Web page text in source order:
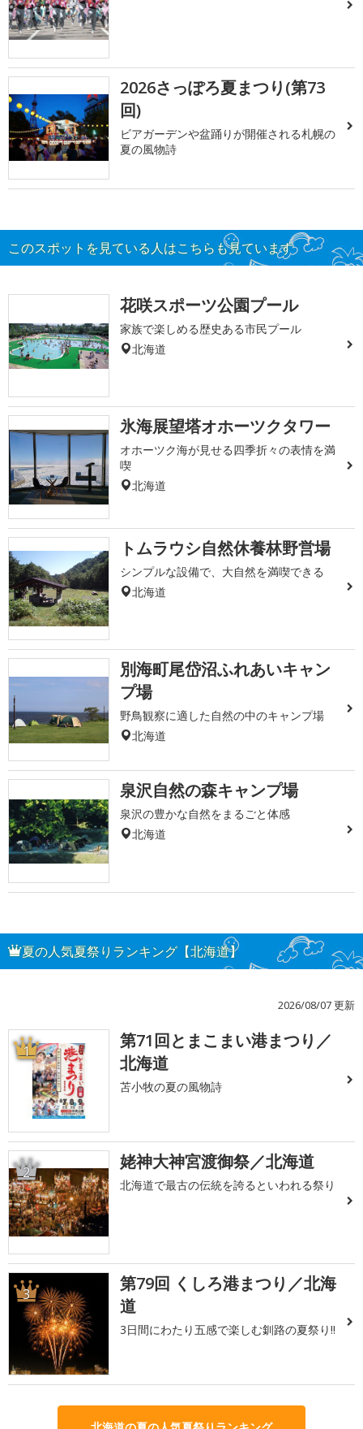
2026さっぽろ夏まつり(第73
回)
ビアガーデンや盆踊りが開催される札幌の
夏の風物詩
このスポットを見ている人はこちらも見ています
花咲スポーツ公園プール
家族で楽しめる歴史ある市民プール
北海道
氷海展望塔オホーツクタワー
オホーツク海が見せる四季折々の表情を満
喫
北海道
トムラウシ自然休養林野営場
シンプルな設備で、大自然を満喫できる
北海道
別海町尾岱沼ふれあいキャン
プ場
野鳥観察に適した自然の中のキャンプ場
北海道
泉沢自然の森キャンプ場
泉沢の豊かな自然をまるごと体感
北海道
夏の人気夏祭りランキング【北海道】
2026/08/07 更新
1
第71回とまこまい港まつり／
北海道
苫小牧の夏の風物詩
2 姥神大神宮渡御祭／北海道
北海道で最古の伝統を誇るといわれる祭り
3
第79回 くしろ港まつり／北海
道
3日間にわたり五感で楽しむ釧路の夏祭り!!